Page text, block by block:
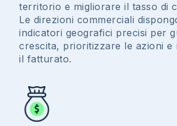
territorio e migliorare il tasso di
Le direzioni commerciali
indicatori geografici precisi per
crescita, prioritizzare le azioni e
il fatturato.